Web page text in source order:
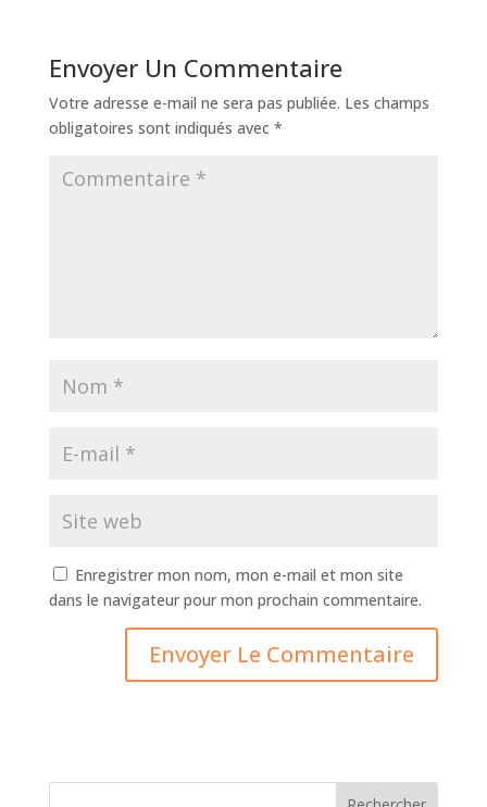
Envoyer Un Commentaire
Votre adresse e-mail ne sera pas publiée. Les champs
obligatoires sont indiqués avec *
Enregistrer mon nom, mon e-mail et mon site
dans le navigateur pour mon prochain commentaire.